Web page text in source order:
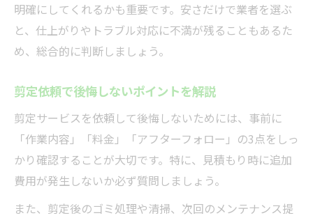
明確にしてくれるかも重要です。安さだけで業者を選ぶ
と、仕上がりやトラブル対応に不満が残ることもあるた
め、総合的に判断しましょう。
剪定依頼で後悔しないポイントを解説
剪定サービスを依頼して後悔しないためには、事前に
「作業内容」「料金」「アフターフォロー」の3点をしっ
かり確認することが大切です。特に、見積もり時に追加
費用が発生しないか必ず質問しましょう。
また、剪定後のゴミ処理や清掃、次回のメンテナンス提